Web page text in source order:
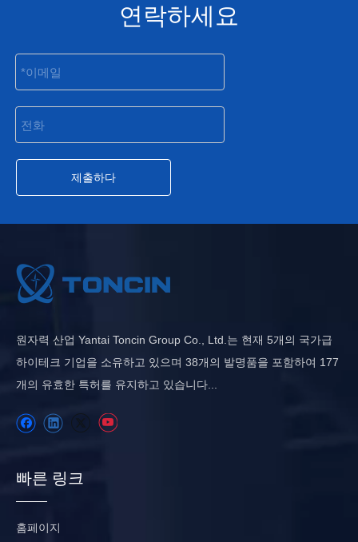
연락하세요
제출하다
원자력 산업 Yantai Toncin Group Co., Ltd.는 현재 5개의 국가급
하이테크 기업을 소유하고 있으며 38개의 발명품을 포함하여 177
개의 유효한 특허를 유지하고 있습니다...
빠른 링크
홈페이지